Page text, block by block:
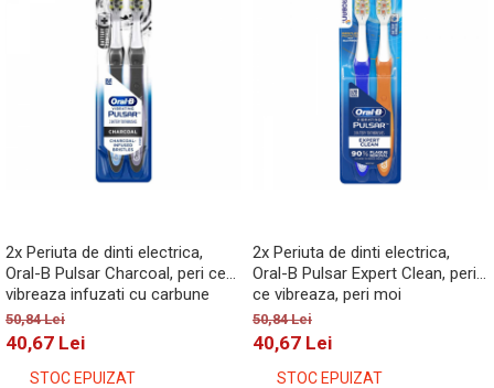
2x Periuta de dinti electrica,
Oral-B Pulsar Charcoal, peri ce
vibreaza infuzati cu carbune
activ, peri moi
50,84 Lei
40,67 Lei
STOC EPUIZAT
2x Periuta de dinti electrica,
Oral-B Pulsar Expert Clean, peri
ce vibreaza, peri moi
50,84 Lei
40,67 Lei
STOC EPUIZAT